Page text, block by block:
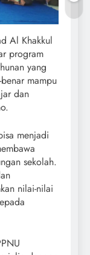
Al Khakkul
program
yang
mampu
dan
menjadi
sekolah.
nilai-nilai